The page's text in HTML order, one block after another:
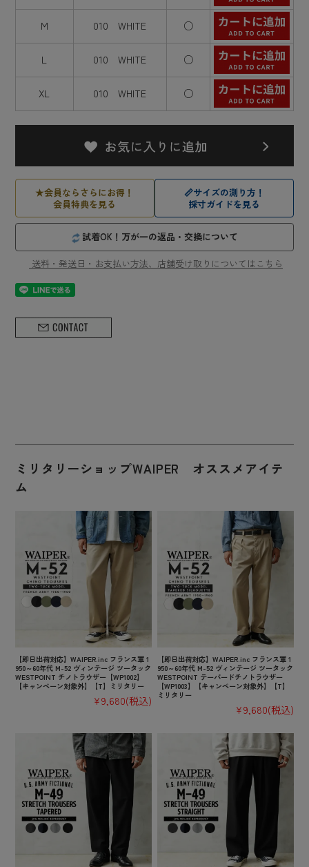
M 010 WHITE ○
L 010 WHITE ○
XL 010 WHITE ○
★会員ならさらにお得！
会員特典を見る
📏サイズの測り方！
採寸ガイドを見る
試着OK！万が一の返品・交換について
送料・発送日・お支払い方法、店舗受け取りについてはこちら
ミリタリーショップWAIPER オススメアイテ
ム
【即日出荷対応】WAIPER.inc フランス軍 1
950～60年代 M-52 ヴィンテージ ツータック
WESTPOINT チノトラウザー【WP1002】
【キャンペーン対象外】【T】ミリタリー
¥9,680(税込)
【即日出荷対応】WAIPER.inc フランス軍 1
950～60年代 M-52 ヴィンテージ ツータック
WESTPOINT テーパードチノトラウザー
【WP1003】【キャンペーン対象外】【T】
ミリタリー
¥9,680(税込)